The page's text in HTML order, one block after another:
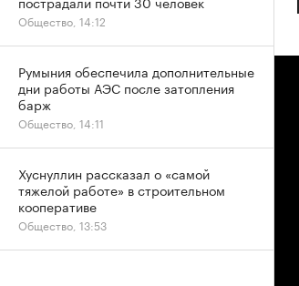
Общество, 14:12
Румыния обеспечила дополнительные
дни работы АЭС после затопления
барж
Общество, 14:11
Хуснуллин рассказал о «самой
тяжелой работе» в строительном
кооперативе
Общество, 13:53